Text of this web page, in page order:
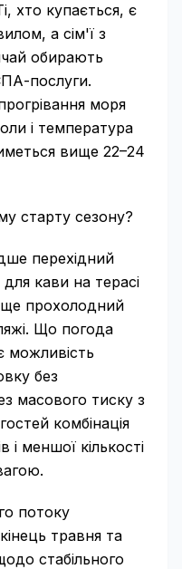
хто купається, є
а сім'ї з
обирають
послуги.
моря
і температура
вище 22–24
старту сезону?
перехідний
кави на терасі
прохолодний
Що погода
можливість
без
масового тиску з
комбінація
і меншої кількості
потоку
травня та
стабільного